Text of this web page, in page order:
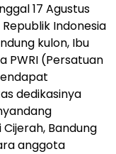
17 Agustus
Indonesia
kulon, Ibu
PWRI (Persatuan
dedikasinya
Bandung
anggota